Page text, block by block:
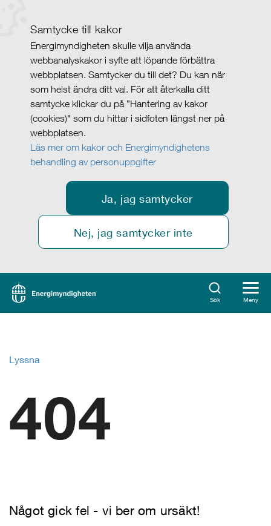
Samtycke till kakor
Energimyndigheten skulle vilja använda
webbanalyskakor i syfte att löpande förbättra
webbplatsen. Samtycker du till det? Du kan när
som helst ändra ditt val. För att återkalla ditt
samtycke klickar du på ”Hantering av kakor
(cookies)" som du hittar i sidfoten längst ner på
webbplatsen.
Läs mer om kakor och Energimyndighetens
behandling av personuppgifter
Ja, jag samtycker
Nej, jag samtycker inte
Sök Meny
Lyssna
404
Något gick fel - vi ber om ursäkt!